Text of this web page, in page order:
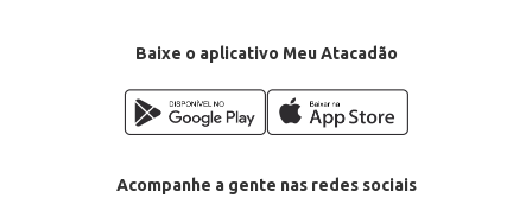
Baixe o aplicativo Meu Atacadão
Acompanhe a gente nas redes sociais